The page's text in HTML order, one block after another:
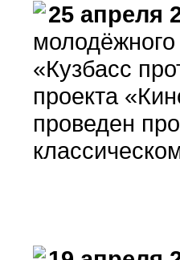
25 апреля
«Кузбасс
проекта
проведен